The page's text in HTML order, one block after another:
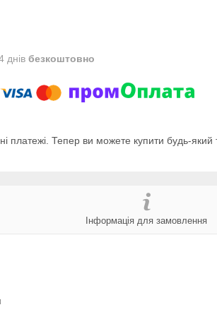
днів безкоштовно
платежі. Тепер ви можете купити будь-який
Інформація для замовлення